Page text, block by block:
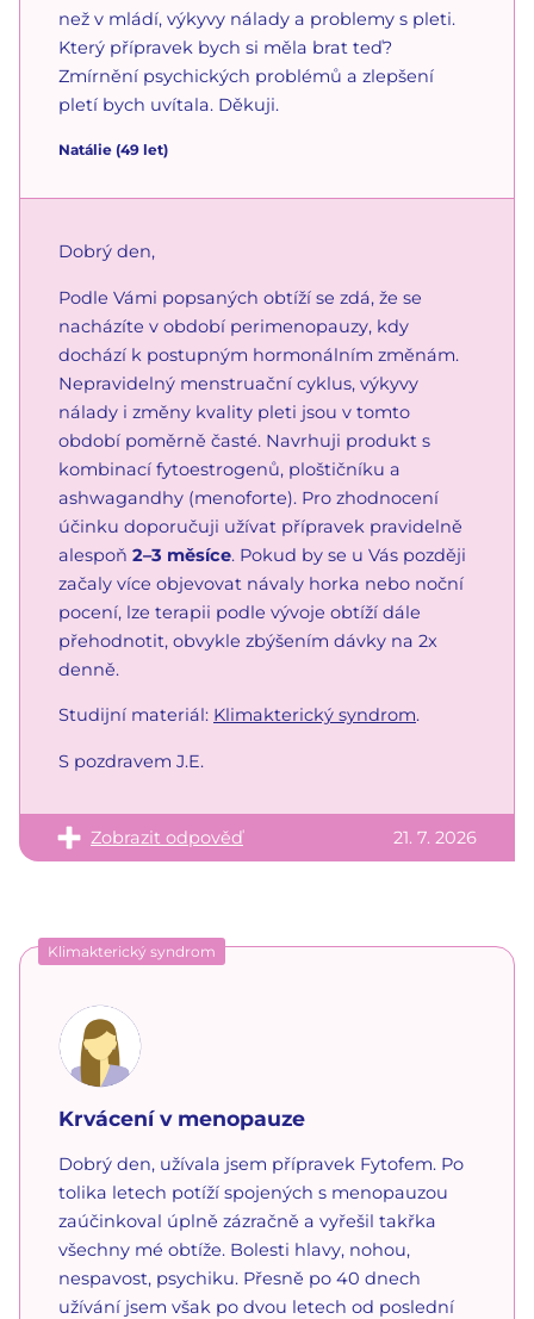
než v mládí, výkyvy nálady a problemy s pleti.
Který přípravek bych si měla brat teď?
Zmírnění psychických problémů a zlepšení
pletí bych uvítala. Děkuji.
Natálie (49 let)
Dobrý den,
Podle Vámi popsaných obtíží se zdá, že se
nacházíte v období perimenopauzy, kdy
dochází k postupným hormonálním změnám.
Nepravidelný menstruační cyklus, výkyvy
nálady i změny kvality pleti jsou v tomto
období poměrně časté. Navrhuji produkt s
kombinací fytoestrogenů, ploštičníku a
ashwagandhy (menoforte). Pro zhodnocení
účinku doporučuji užívat přípravek pravidelně
alespoň 2–3 měsíce. Pokud by se u Vás později
začaly více objevovat návaly horka nebo noční
pocení, lze terapii podle vývoje obtíží dále
přehodnotit, obvykle zbýšením dávky na 2x
denně.
Studijní materiál: Klimakterický syndrom.
S pozdravem J.E.
Zobrazit odpověď 21. 7. 2026
Klimakterický syndrom
Krvácení v menopauze
Dobrý den, užívala jsem přípravek Fytofem. Po
tolika letech potíží spojených s menopauzou
zaúčinkoval úplně zázračně a vyřešil takřka
všechny mé obtíže. Bolesti hlavy, nohou,
nespavost, psychiku. Přesně po 40 dnech
užívání jsem však po dvou letech od poslední